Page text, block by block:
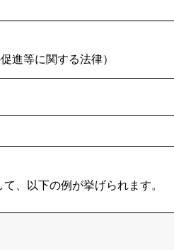
進等に関する法律）
、以下の例が挙げられます。